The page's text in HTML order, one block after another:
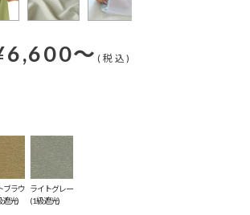
6,600～(税込)
ブラウ
遮光)
ライトグレー
(1級遮光)